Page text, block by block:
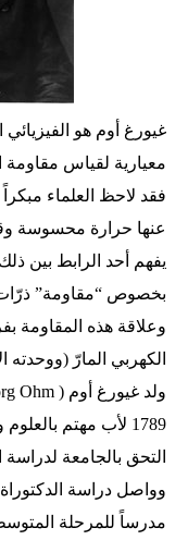
غيورغ أوم هو
معيارية لقياس
فقد لاحظ العلماء
عنها حرارة محسوسة
يفهم أحد الرابط بين
بخصوص “مقاومة” ذرّات
وعلاقة هذه المقاومة
الكهربي المارّ (ووحدته
1789 لأب مهتم
التحق بالجامعة
وواصل دراسة
مدرساً للمرحلة